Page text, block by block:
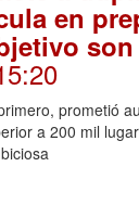
en
son
prometió
a 200 mil